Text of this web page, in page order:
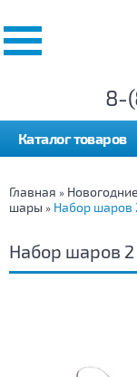
8-
Каталог товаров
Главная »
шары » Набор шаров
Набор шаров